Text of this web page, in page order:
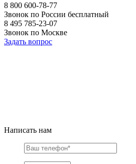
8 800 600-78-77
Звонок по России бесплатный
8 495 785-23-07
Звонок по Москве
Задать вопрос
Написать нам